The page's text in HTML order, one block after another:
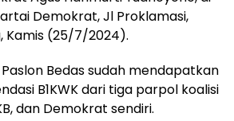
Demokrat, Jl Proklamasi,
Kamis (25/7/2024).
Bedas sudah mendapatkan
B1KWK dari tiga parpol koalisi
dan Demokrat sendiri.